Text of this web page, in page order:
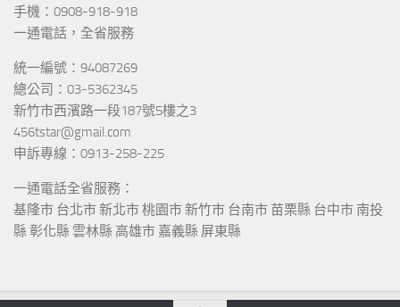
手機：0908-918-918
一通電話，全省服務
統一編號：94087269
總公司：03-5362345
新竹市西濱路一段187號5樓之3
456tstar@gmail.com
申訴專線：0913-258-225
一通電話全省服務：
基隆市 台北市 新北市 桃園市 新竹市 台南市 苗栗縣 台中市 南投
縣 彰化縣 雲林縣 高雄市 嘉義縣 屏東縣